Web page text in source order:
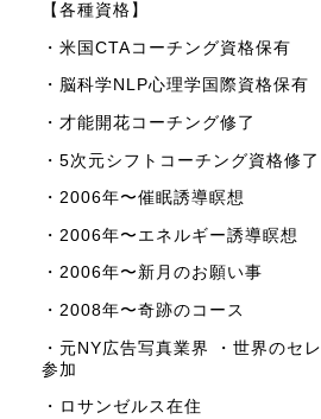
【各種資格】
・米国CTAコーチング資格保有
・脳科学NLP心理学国際資格保有
・才能開花コーチング修了
・5次元シフトコーチング資格修了
・2006年〜催眠誘導瞑想
・2006年〜エネルギー誘導瞑想
・2006年〜新月のお願い事
・2008年〜奇跡のコース
・元NY広告写真業界 ・世界のセ
参加
・ロサンゼルス在住